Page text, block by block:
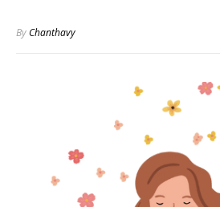
ByChanthavy